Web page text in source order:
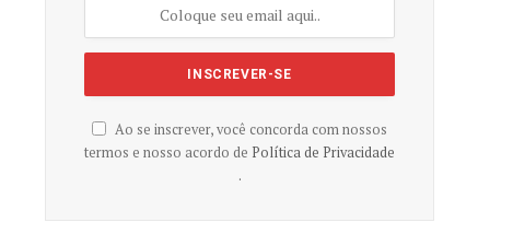
Ao se inscrever, você concorda com nossos
termos e nosso acordo de Política de Privacidade
.